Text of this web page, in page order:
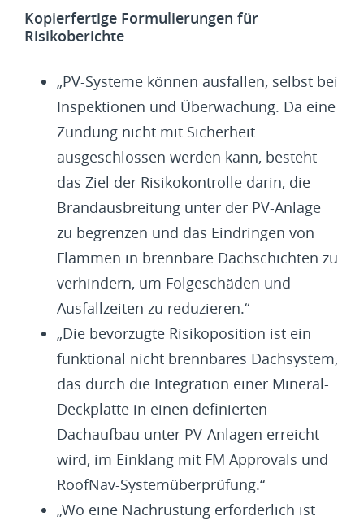
Kopierfertige Formulierungen für
Risikoberichte
„PV-Systeme können ausfallen, selbst bei
Inspektionen und Überwachung. Da eine
Zündung nicht mit Sicherheit
ausgeschlossen werden kann, besteht
das Ziel der Risikokontrolle darin, die
Brandausbreitung unter der PV-Anlage
zu begrenzen und das Eindringen von
Flammen in brennbare Dachschichten zu
verhindern, um Folgeschäden und
Ausfallzeiten zu reduzieren.“
„Die bevorzugte Risikoposition ist ein
funktional nicht brennbares Dachsystem,
das durch die Integration einer Mineral-
Deckplatte in einen definierten
Dachaufbau unter PV-Anlagen erreicht
wird, im Einklang mit FM Approvals und
RoofNav-Systemüberprüfung.“
„Wo eine Nachrüstung erforderlich ist